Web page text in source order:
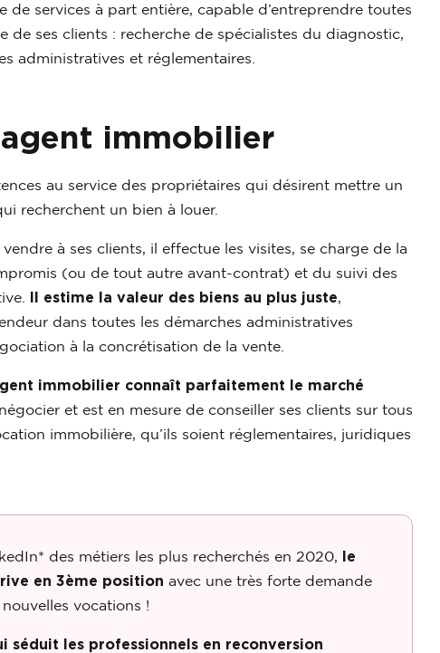
de services à part entière, capable d’entreprendre toutes
de ses clients : recherche de spécialistes du diagnostic,
administratives et réglementaires.
immobilier
au service des propriétaires qui désirent mettre un
recherchent un bien à louer.
à ses clients, il effectue les visites, se charge de la
(ou de tout autre avant-contrat) et du suivi des
Il estime la valeur des biens au plus juste,
dans toutes les démarches administratives
à la concrétisation de la vente.
immobilier connaît parfaitement le marché
négocier et est en mesure de conseiller ses clients sur tous
immobilière, qu’ils soient réglementaires, juridiques
des métiers les plus recherchés en 2020, le
en 3ème position avec une très forte demande
vocations !
séduit les professionnels en reconversion